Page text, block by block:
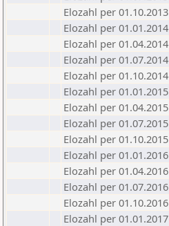
Elozahl per 01.10.2013
Elozahl per 01.01.2014
Elozahl per 01.04.2014
Elozahl per 01.07.2014
Elozahl per 01.10.2014
Elozahl per 01.01.2015
Elozahl per 01.04.2015
Elozahl per 01.07.2015
Elozahl per 01.10.2015
Elozahl per 01.01.2016
Elozahl per 01.04.2016
Elozahl per 01.07.2016
Elozahl per 01.10.2016
Elozahl per 01.01.2017